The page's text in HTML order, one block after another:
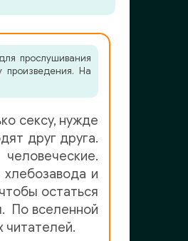
прослушивания
произведения. На
сексу, нужде
друг друга.
и
остаться
По вселенной
читателей.